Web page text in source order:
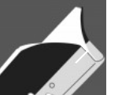
Next